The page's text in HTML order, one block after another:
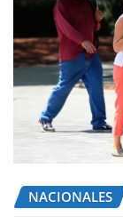
NACIONALES